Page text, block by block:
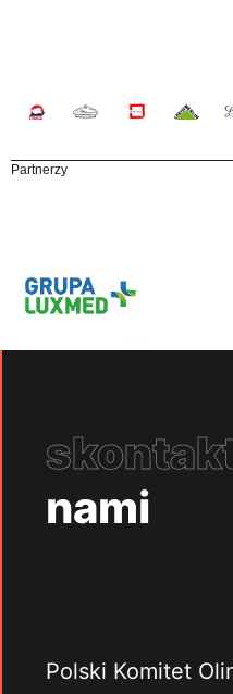
Partnerzy
nami
Polski Komitet